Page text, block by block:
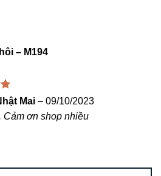
– M194
Mai – 09/10/2023
Cảm ơn shop nhiều